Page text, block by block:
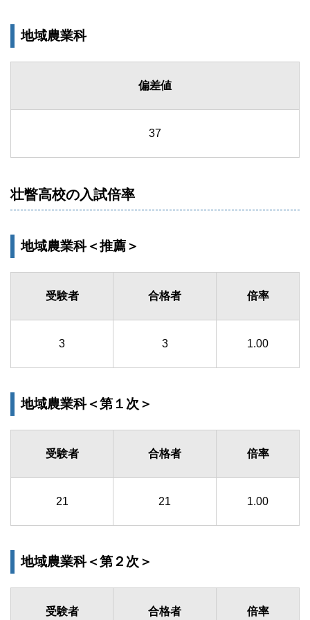
地域農業科
偏差値
37
壮瞥高校の入試倍率
地域農業科＜推薦＞
受験者 合格者 倍率
3 3 1.00
地域農業科＜第１次＞
受験者 合格者 倍率
21 21 1.00
地域農業科＜第２次＞
受験者 合格者 倍率